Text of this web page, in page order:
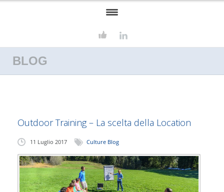
ASSOSERVIZI
CONSULENZA AZIENDALE
CONTATTI
BLOG
Outdoor Training – La scelta della Location
11 Luglio 2017 Culture Blog